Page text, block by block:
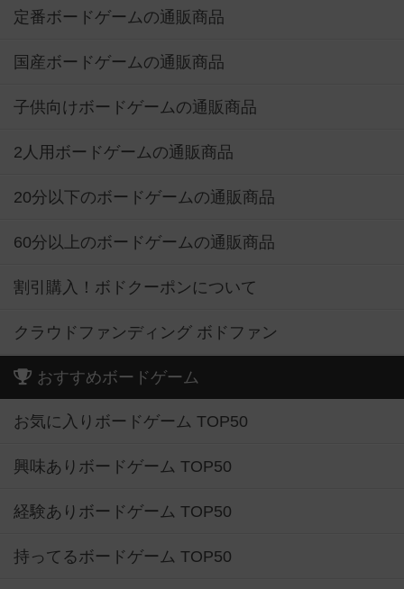
定番ボードゲームの通販商品
国産ボードゲームの通販商品
子供向けボードゲームの通販商品
2人用ボードゲームの通販商品
20分以下のボードゲームの通販商品
60分以上のボードゲームの通販商品
割引購入！ボドクーポンについて
クラウドファンディング ボドファン
おすすめボードゲーム
お気に入りボードゲーム TOP50
興味ありボードゲーム TOP50
経験ありボードゲーム TOP50
持ってるボードゲーム TOP50